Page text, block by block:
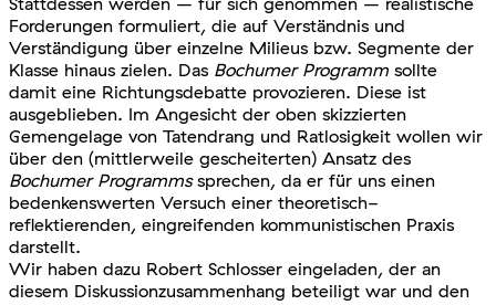
Forderungen formuliert, die auf Verständnis und
Verständigung über einzelne Milieus bzw. Segmente der
Klasse hinaus zielen. Das Bochumer Programm sollte
damit eine Richtungsdebatte provozieren. Diese ist
ausgeblieben. Im Angesicht der oben skizzierten
Gemengelage von Tatendrang und Ratlosigkeit wollen wir
über den (mittlerweile gescheiterten) Ansatz des
Bochumer Programmssprechen, da er für uns einen
bedenkenswerten Versuch einer theoretisch-
reflektierenden, eingreifenden kommunistischen Praxis
darstellt.
Wir haben dazu Robert Schlosser eingeladen, der an
diesem Diskussionzusammenhang beteiligt war und den